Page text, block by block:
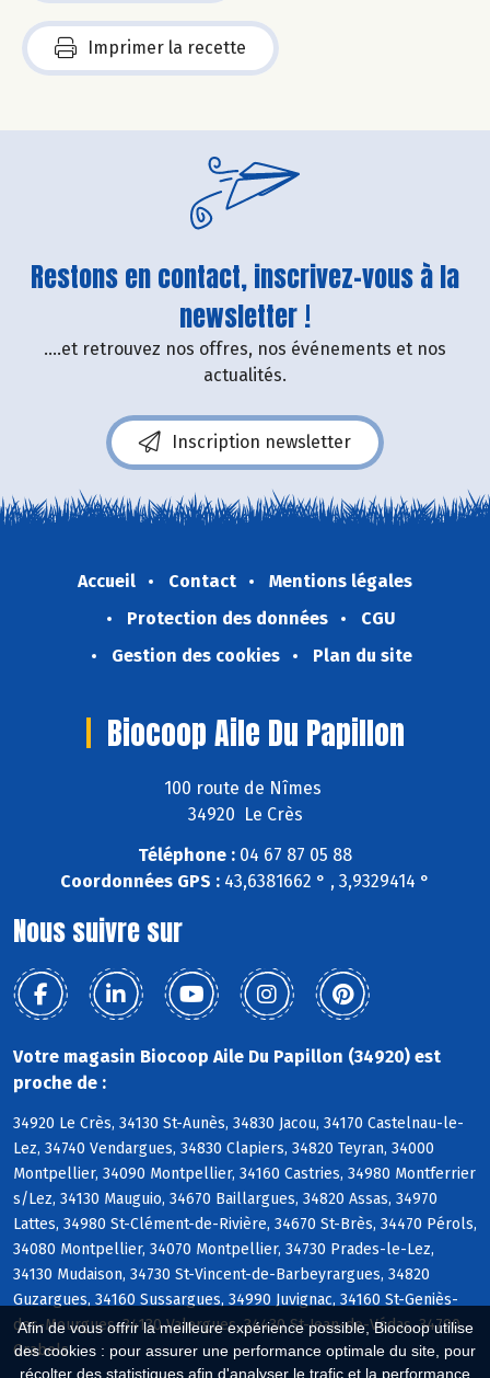
Afin de vous offrir la meilleure expérience possible, Biocoop utilise
des cookies : pour assurer une performance optimale du site, pour
récolter des statistiques afin d'analyser le trafic et la performance
Imprimer la recette
Restons en contact, inscrivez-vous à la
newsletter !
....et retrouvez nos offres, nos événements et nos
actualités.
Inscription newsletter
Accueil Contact
Mentions légales
Protection des données
CGU
Gestion des cookies
Plan du site
Biocoop Aile Du Papillon
100 route de Nîmes
34920 Le Crès
Téléphone : 04 67 87 05 88
Coordonnées GPS : 43,6381662 ° , 3,9329414 °
Nous suivre sur
Votre magasin Biocoop Aile Du Papillon (34920) est
proche de :
34920 Le Crès, 34130 St-Aunès, 34830 Jacou, 34170 Castelnau-le-
Lez, 34740 Vendargues, 34830 Clapiers, 34820 Teyran, 34000
Montpellier, 34090 Montpellier, 34160 Castries, 34980 Montferrier
s/Lez, 34130 Mauguio, 34670 Baillargues, 34820 Assas, 34970
Lattes, 34980 St-Clément-de-Rivière, 34670 St-Brès, 34470 Pérols,
34080 Montpellier, 34070 Montpellier, 34730 Prades-le-Lez,
34130 Mudaison, 34730 St-Vincent-de-Barbeyrargues, 34820
Guzargues, 34160 Sussargues, 34990 Juvignac, 34160 St-Geniès-
des-Mourgues, 34130 Valergues, 34430 St-Jean-de-Védas, 34790
Grabels